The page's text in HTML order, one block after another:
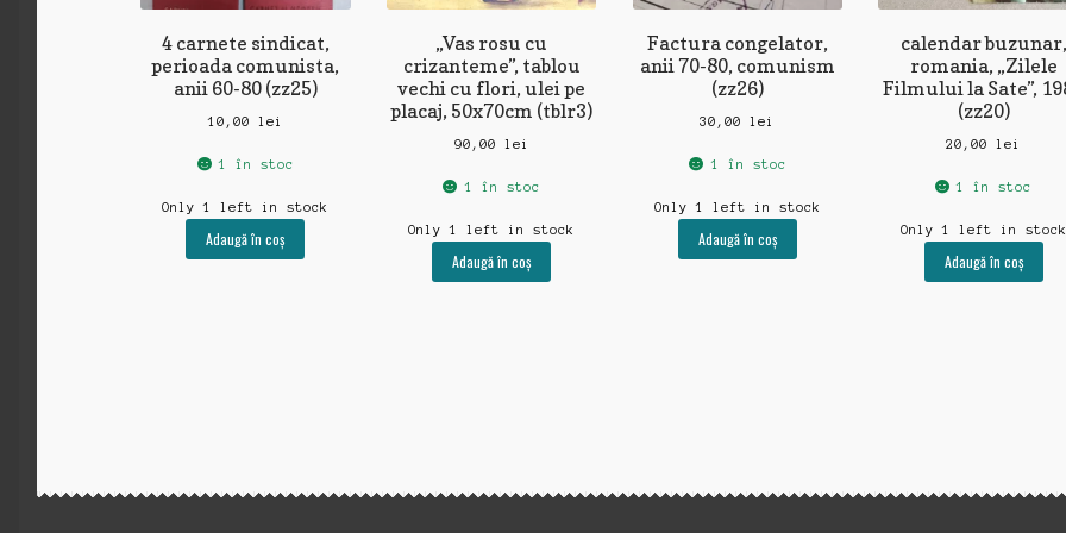
4 carnete sindicat,
perioada comunista,
anii 60-80 (zz25)
10,00 lei
1 în stoc
Only 1 left in stock
Adaugă în coș
„Vas rosu cu
crizanteme”, tablou
vechi cu flori, ulei pe
placaj, 50x70cm (tblr3)
90,00 lei
1 în stoc
Only 1 left in stock
Adaugă în coș
Factura congelator,
anii 70-80, comunism
(zz26)
30,00lei
1 în stoc
Only 1 left in stock
Adaugă în coș
calendar buzunar,
romania, „Zilele
Filmului la Sate”,
(zz20)
20,00lei
1 în stoc
Only 1 left in stock
Adaugă în coș